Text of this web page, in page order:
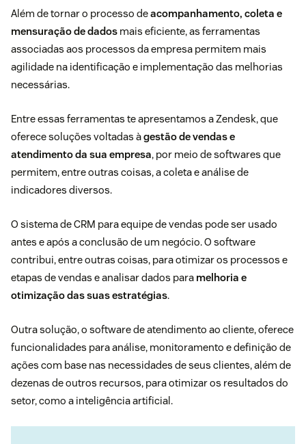
Além de tornar o processo deacompanhamento, coleta e
mensuração de dados mais eficiente, as ferramentas
associadas aos processos da empresa permitem mais
agilidade na identificação e implementação das melhorias
necessárias.
Entre essas ferramentas te apresentamos a Zendesk, que
oferece soluções voltadas àgestão de vendase
atendimento da sua empresa, por meio de softwares que
permitem, entre outras coisas, a coleta e análise de
indicadores diversos.
O sistema de CRM para equipe de vendas pode ser usado
antes e após a conclusão de um negócio. O software
contribui, entre outras coisas, para otimizar os processos e
etapas de vendas e analisar dados para melhoria e
otimização das suas estratégias.
Outra solução, o software de atendimento ao cliente, oferece
funcionalidades para análise, monitoramento e definição de
ações com base nas necessidades de seus clientes, além de
dezenas de outros recursos, para otimizar os resultados do
setor, como a inteligência artificial.